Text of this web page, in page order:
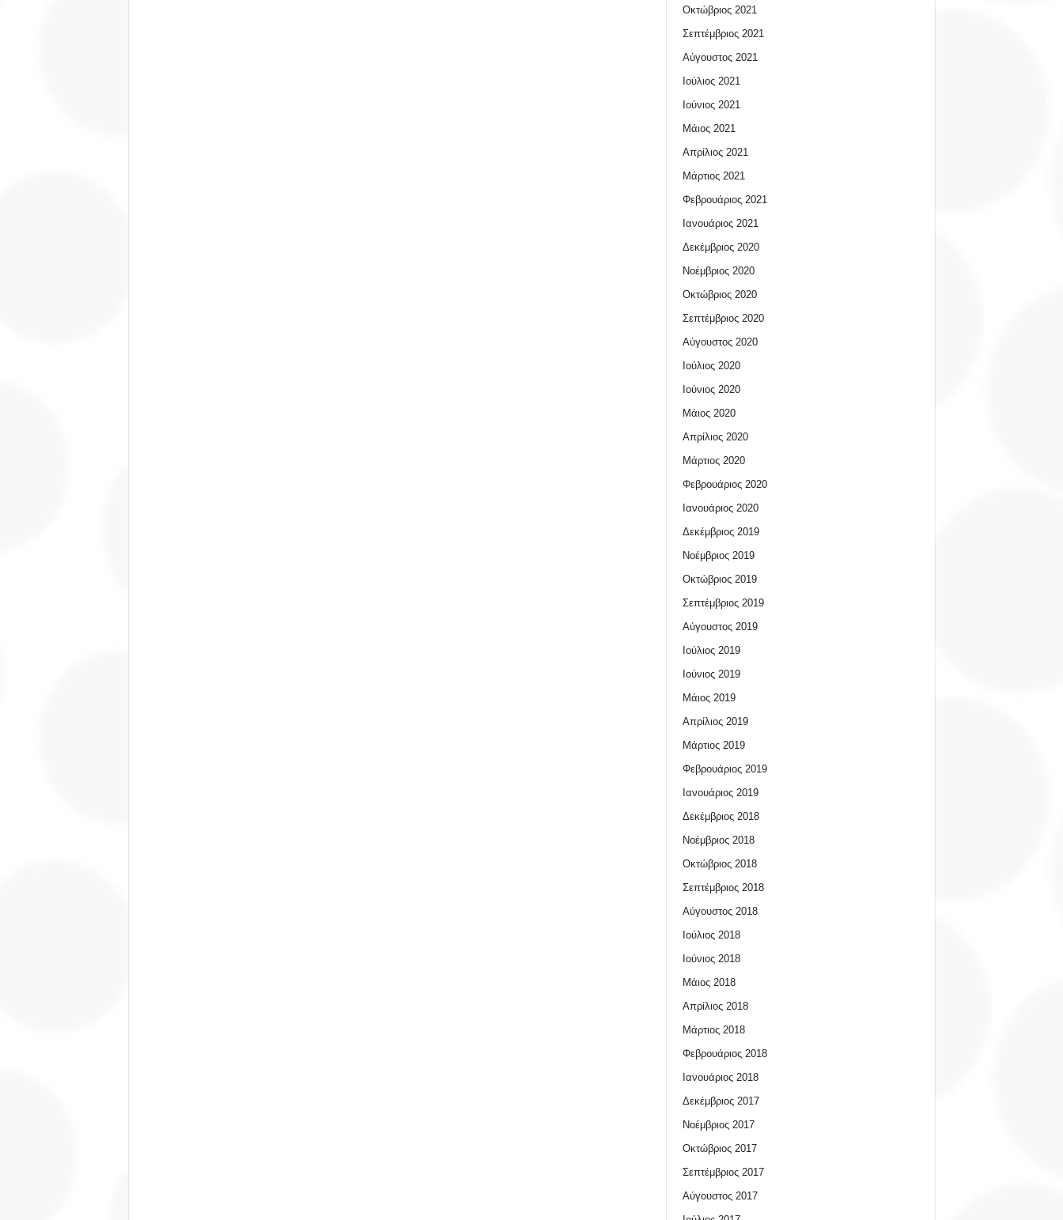
Οκτώβριος 2021
Σεπτέμβριος 2021
Αύγουστος 2021
Ιούλιος 2021
Ιούνιος 2021
Μάιος 2021
Απρίλιος 2021
Μάρτιος 2021
Φεβρουάριος 2021
Ιανουάριος 2021
Δεκέμβριος 2020
Νοέμβριος 2020
Οκτώβριος 2020
Σεπτέμβριος 2020
Αύγουστος 2020
Ιούλιος 2020
Ιούνιος 2020
Μάιος 2020
Απρίλιος 2020
Μάρτιος 2020
Φεβρουάριος 2020
Ιανουάριος 2020
Δεκέμβριος 2019
Νοέμβριος 2019
Οκτώβριος 2019
Σεπτέμβριος 2019
Αύγουστος 2019
Ιούλιος 2019
Ιούνιος 2019
Μάιος 2019
Απρίλιος 2019
Μάρτιος 2019
Φεβρουάριος 2019
Ιανουάριος 2019
Δεκέμβριος 2018
Νοέμβριος 2018
Οκτώβριος 2018
Σεπτέμβριος 2018
Αύγουστος 2018
Ιούλιος 2018
Ιούνιος 2018
Μάιος 2018
Απρίλιος 2018
Μάρτιος 2018
Φεβρουάριος 2018
Ιανουάριος 2018
Δεκέμβριος 2017
Νοέμβριος 2017
Οκτώβριος 2017
Σεπτέμβριος 2017
Αύγουστος 2017